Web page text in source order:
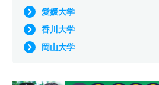
愛媛大学
香川大学
岡山大学